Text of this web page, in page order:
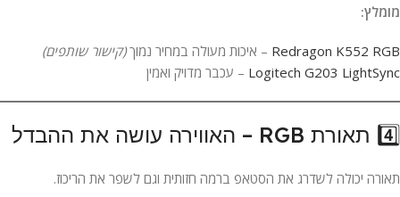
מומלץ:
Redragon K552 RGB – איכות מעולה במחיר נמוך(קישור שותפים)
Logitech G203 LightSync – עכבר מדויק ואמין
4️⃣ תאורת RGB – האווירה עושה את ההבדל
תאורה יכולה לשדרג את הסטאפ ברמה חזותית וגם לשפר את הריכוז.